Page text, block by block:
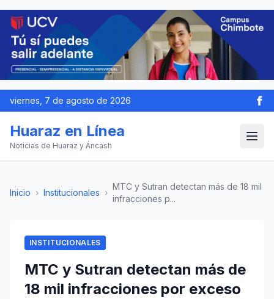
viernes, 7 de agosto de 2026
Huaraz en Línea
Noticias de Huaraz y Áncash
Inicio › Institucionales ›
MTC y Sutran detectan más de 18 mil
infracciones p...
INSTITUCIONALES
MTC y Sutran detectan más de
18 mil infracciones por exceso